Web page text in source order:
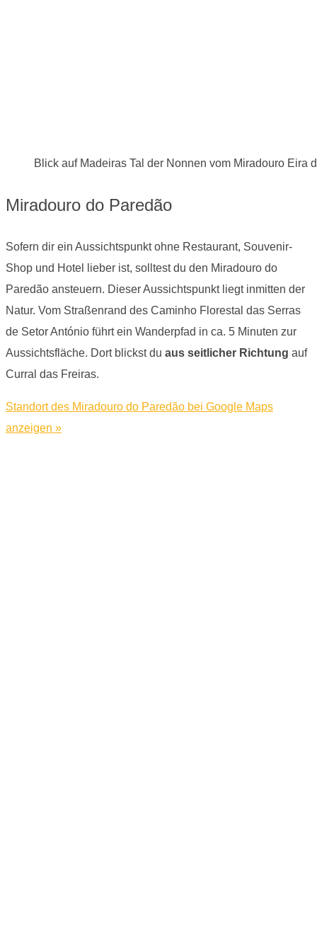
Blick auf Madeiras Tal der Nonnen vom Miradouro Eira
Miradouro do Paredão
Sofern dir ein Aussichtspunkt ohne Restaurant, Souvenir-
Shop und Hotel lieber ist, solltest du den Miradouro do
Paredão ansteuern. Dieser Aussichtspunkt liegt inmitten der
Natur. Vom Straßenrand des Caminho Florestal das Serras
de Setor António führt ein Wanderpfad in ca. 5 Minuten zur
Aussichtsfläche. Dort blickst du aus seitlicher Richtung auf
Curral das Freiras.
Standort des Miradouro do Paredão bei Google Maps
anzeigen »